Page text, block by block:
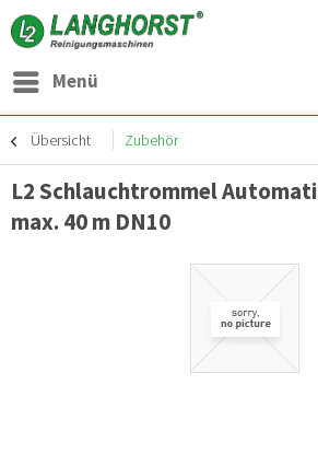
Menü
Übersicht Zubehör
L2 Schlauchtrommel
max. 40 m DN10